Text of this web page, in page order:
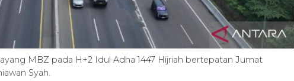
MBZ pada H+2 Idul Adha 1447 Hijriah bertepatan Jumat
Syah.